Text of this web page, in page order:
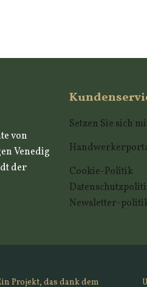
von
Venedig
der
Setzen Sie sich
Cookie-Politik
Newsletter-
Projekt, das dank dem